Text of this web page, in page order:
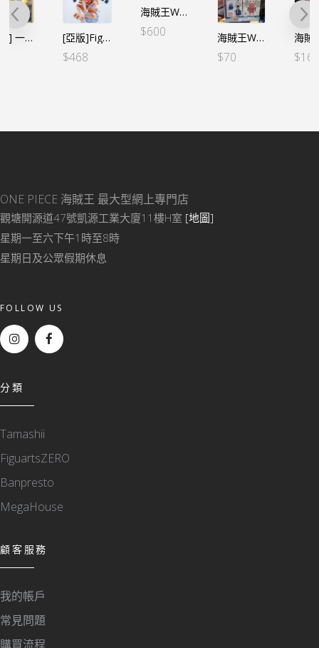
[亞版]FiguartsZERO 超激戦-EXTRA BATTLE- 光月御田
海賊王WCF -大海賊百景- VOL.3（6個SET）（亞版）
海賊王WCF -和之國鬼島篇- VOL.9 小童大和 海賊王 DXF～THE GRANDLINE MEN～和之國 Vol.10 光月御田（亞版）
ONE PIECE 海賊王 最大型網上專門店
觀塘開源道47號凱源工業大廈11樓H室 [地圖]
星期一至六下午1時至8時
星期日及公眾假期休息
FOLLOW US
分類
Tamashii
FiguartsZERO
Banpresto
MegaHouse
顧客服務
我的帳戶
常見問題
購買流程